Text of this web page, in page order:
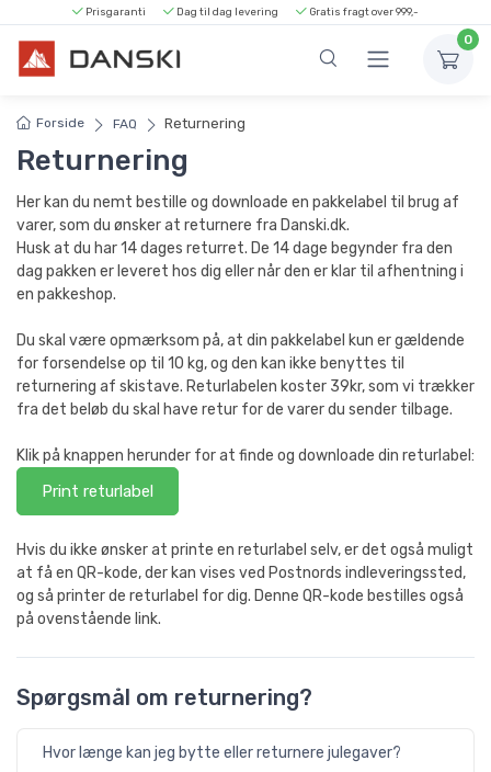
Prisgaranti Dag til dag levering Gratis fragt over 999,-
0
Forside FAQ Returnering
Returnering
Her kan du nemt bestille og downloade en pakkelabel til brug af
varer, som du ønsker at returnere fra Danski.dk.
Husk at du har 14 dages returret. De 14 dage begynder fra den
dag pakken er leveret hos dig eller når den er klar til afhentning i
en pakkeshop.
Du skal være opmærksom på, at din pakkelabel kun er gældende
for forsendelse op til 10 kg, og den kan ikke benyttes til
returnering af skistave. Returlabelen koster 39kr, som vi trækker
fra det beløb du skal have retur for de varer du sender tilbage.
Klik på knappen herunder for at finde og downloade din returlabel:
Print returlabel
Hvis du ikke ønsker at printe en returlabel selv, er det også muligt
at få en QR-kode, der kan vises ved Postnords indleveringssted,
og så printer de returlabel for dig. Denne QR-kode bestilles også
på ovenstående link.
Spørgsmål om returnering?
Hvor længe kan jeg bytte eller returnere julegaver?